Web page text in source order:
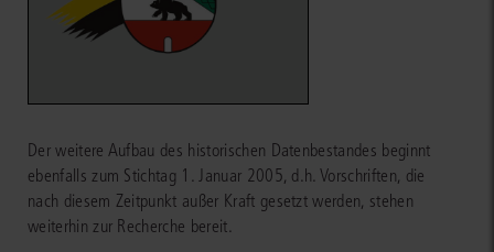
Der weitere Aufbau des historischen Datenbestandes beginnt
ebenfalls zum Stichtag 1. Januar 2005, d.h. Vorschriften, die
nach diesem Zeitpunkt außer Kraft gesetzt werden, stehen
weiterhin zur Recherche bereit.